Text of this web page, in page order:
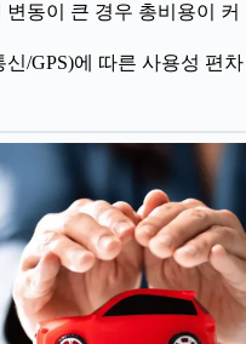
변동이 큰 경우 총비용이 커
신/GPS)에 따른 사용성 편차